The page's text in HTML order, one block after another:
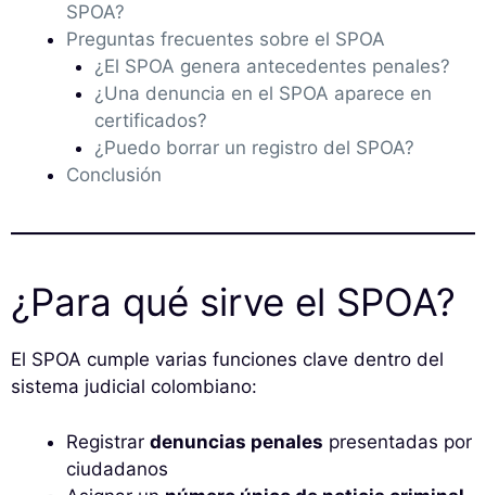
SPOA?
Preguntas frecuentes sobre el SPOA
¿El SPOA genera antecedentes penales?
¿Una denuncia en el SPOA aparece en
certificados?
¿Puedo borrar un registro del SPOA?
Conclusión
¿Para qué sirve el SPOA?
El SPOA cumple varias funciones clave dentro del
sistema judicial colombiano:
Registrar denuncias penales presentadas por
ciudadanos